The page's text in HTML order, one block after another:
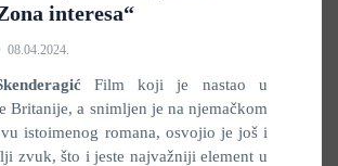
interesa“
08.04.2024.
Film koji je nastao u
Britanije, a snimljen je na njemačkom
istoimenog romana, osvojio je još i
zvuk, što i jeste najvažniji element u